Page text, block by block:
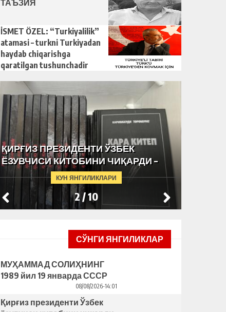
ТАЪЗИЯ
İSMET ÖZEL: “Turkiyalilik”
atamasi – turkni Turkiyadan
haydab chiqarishga
qaratilgan tushunchadir
КУН ЯНГИЛИКЛАРИ
ҚИРҒИЗ ПРЕЗИДЕНТИ ЎЗБЕК
ЁЗУВЧИСИ КИТОБИНИ ЧИҚАРДИ –
БУНИНГ ОРТИДА ҚАНДАЙ
САБАБЛАР ТУРИБДИ?
2/10
СЎНГИ ЯНГИЛИКЛАР
МУҲАММАД СОЛИҲНИНГ
1989 йил 19 январда СССР
ЁЗУВЧИЛАР УЮШМАСИ
ПЛЕНУМИДАГИ НУТҚИ
08/08/2026-14:01
Қирғиз президенти Ўзбек